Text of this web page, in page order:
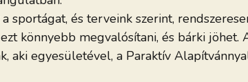
és terveink szerint,
könnyebb megvalósítani, és bárki jöhet.
aki egyesületével, a Paraktív